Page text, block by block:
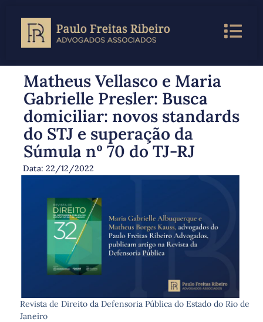
Matheus Vellasco e Maria
Gabrielle Presler: Busca
domiciliar: novos standards
do STJ e superação da
Súmula nº 70 do TJ-RJ
Data: 22/12/2022
Revista de Direito da Defensoria Pública do Estado do Rio de
Janeiro